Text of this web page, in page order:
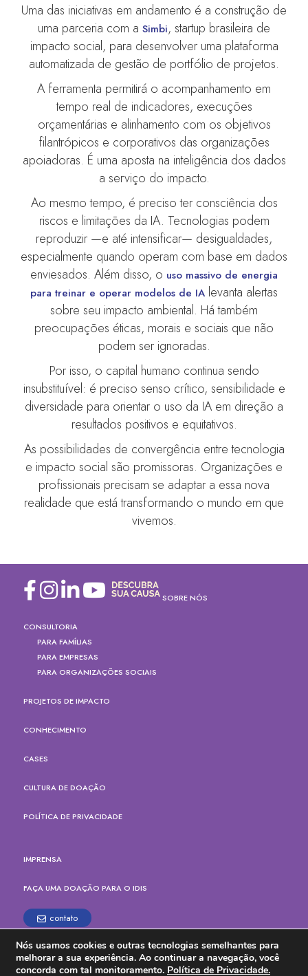
Uma das iniciativas em andamento é a construção de
uma parceria com a Simbi, startup brasileira de
impacto social, para desenvolver uma plataforma
automatizada de gestão de portfólio de projetos.
A ferramenta permitirá o acompanhamento em
tempo real de indicadores, execuções
orçamentárias e alinhamento com os objetivos
filantrópicos e corporativos das organizações
apoiadoras. É uma aposta na inteligência dos dados
a serviço do impacto.
Ao mesmo tempo, é preciso ter consciência dos
riscos e limitações da IA. Tecnologias podem
reproduzir —e até intensificar— desigualdades,
especialmente quando operam com base em dados
enviesados. Além disso, o uso massivo de energia
para treinar e operar modelos de IA levanta alertas
sobre seu impacto ambiental. Há também
preocupações éticas, morais e sociais que não
podem ser ignoradas.
Por isso, o capital humano continua sendo
insubstituível: é preciso senso crítico, sensibilidade e
diversidade para orientar o uso da IA em direção a
resultados positivos e equitativos.
As possibilidades de convergência entre tecnologia
e impacto social são promissoras. Organizações e
profissionais precisam se adaptar a essa nova
realidade que está transformando o mundo em que
vivemos.
SOBRE NÓS
CONSULTORIA
PARA FAMÍLIAS
PARA EMPRESAS
PARA ORGANIZAÇÕES SOCIAIS
PROJETOS DE IMPACTO
CONHECIMENTO
CASES
CULTURA DE DOAÇÃO
POLÍTICA DE PRIVACIDADE
IMPRENSA
FAÇA UMA DOAÇÃO PARA O IDIS
contato
Rua Paes Leme, 524, cj.165
Pinheiros, São Paulo - SP
Nós usamos cookies e outras tecnologias semelhantes para
melhorar a sua experiência. Ao continuar a navegação, você
concorda com tal monitoramento. Política de Privacidade.